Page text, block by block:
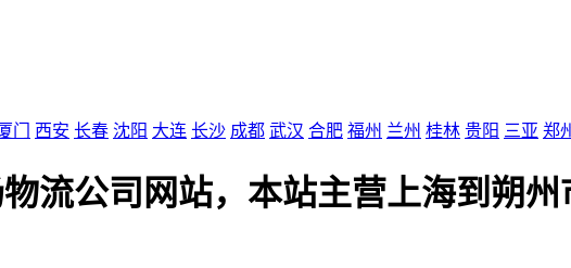
门 西安 长春 沈阳 大连 长沙 成都 武汉 合肥 福州 兰州 桂林 贵阳 三亚 郑
流公司网站，本站主营上海到朔